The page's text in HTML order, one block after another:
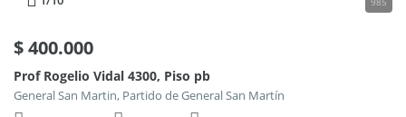
$400.000
Prof Rogelio Vidal 4300, Piso pb
General San Martin, Partido de General San Martín